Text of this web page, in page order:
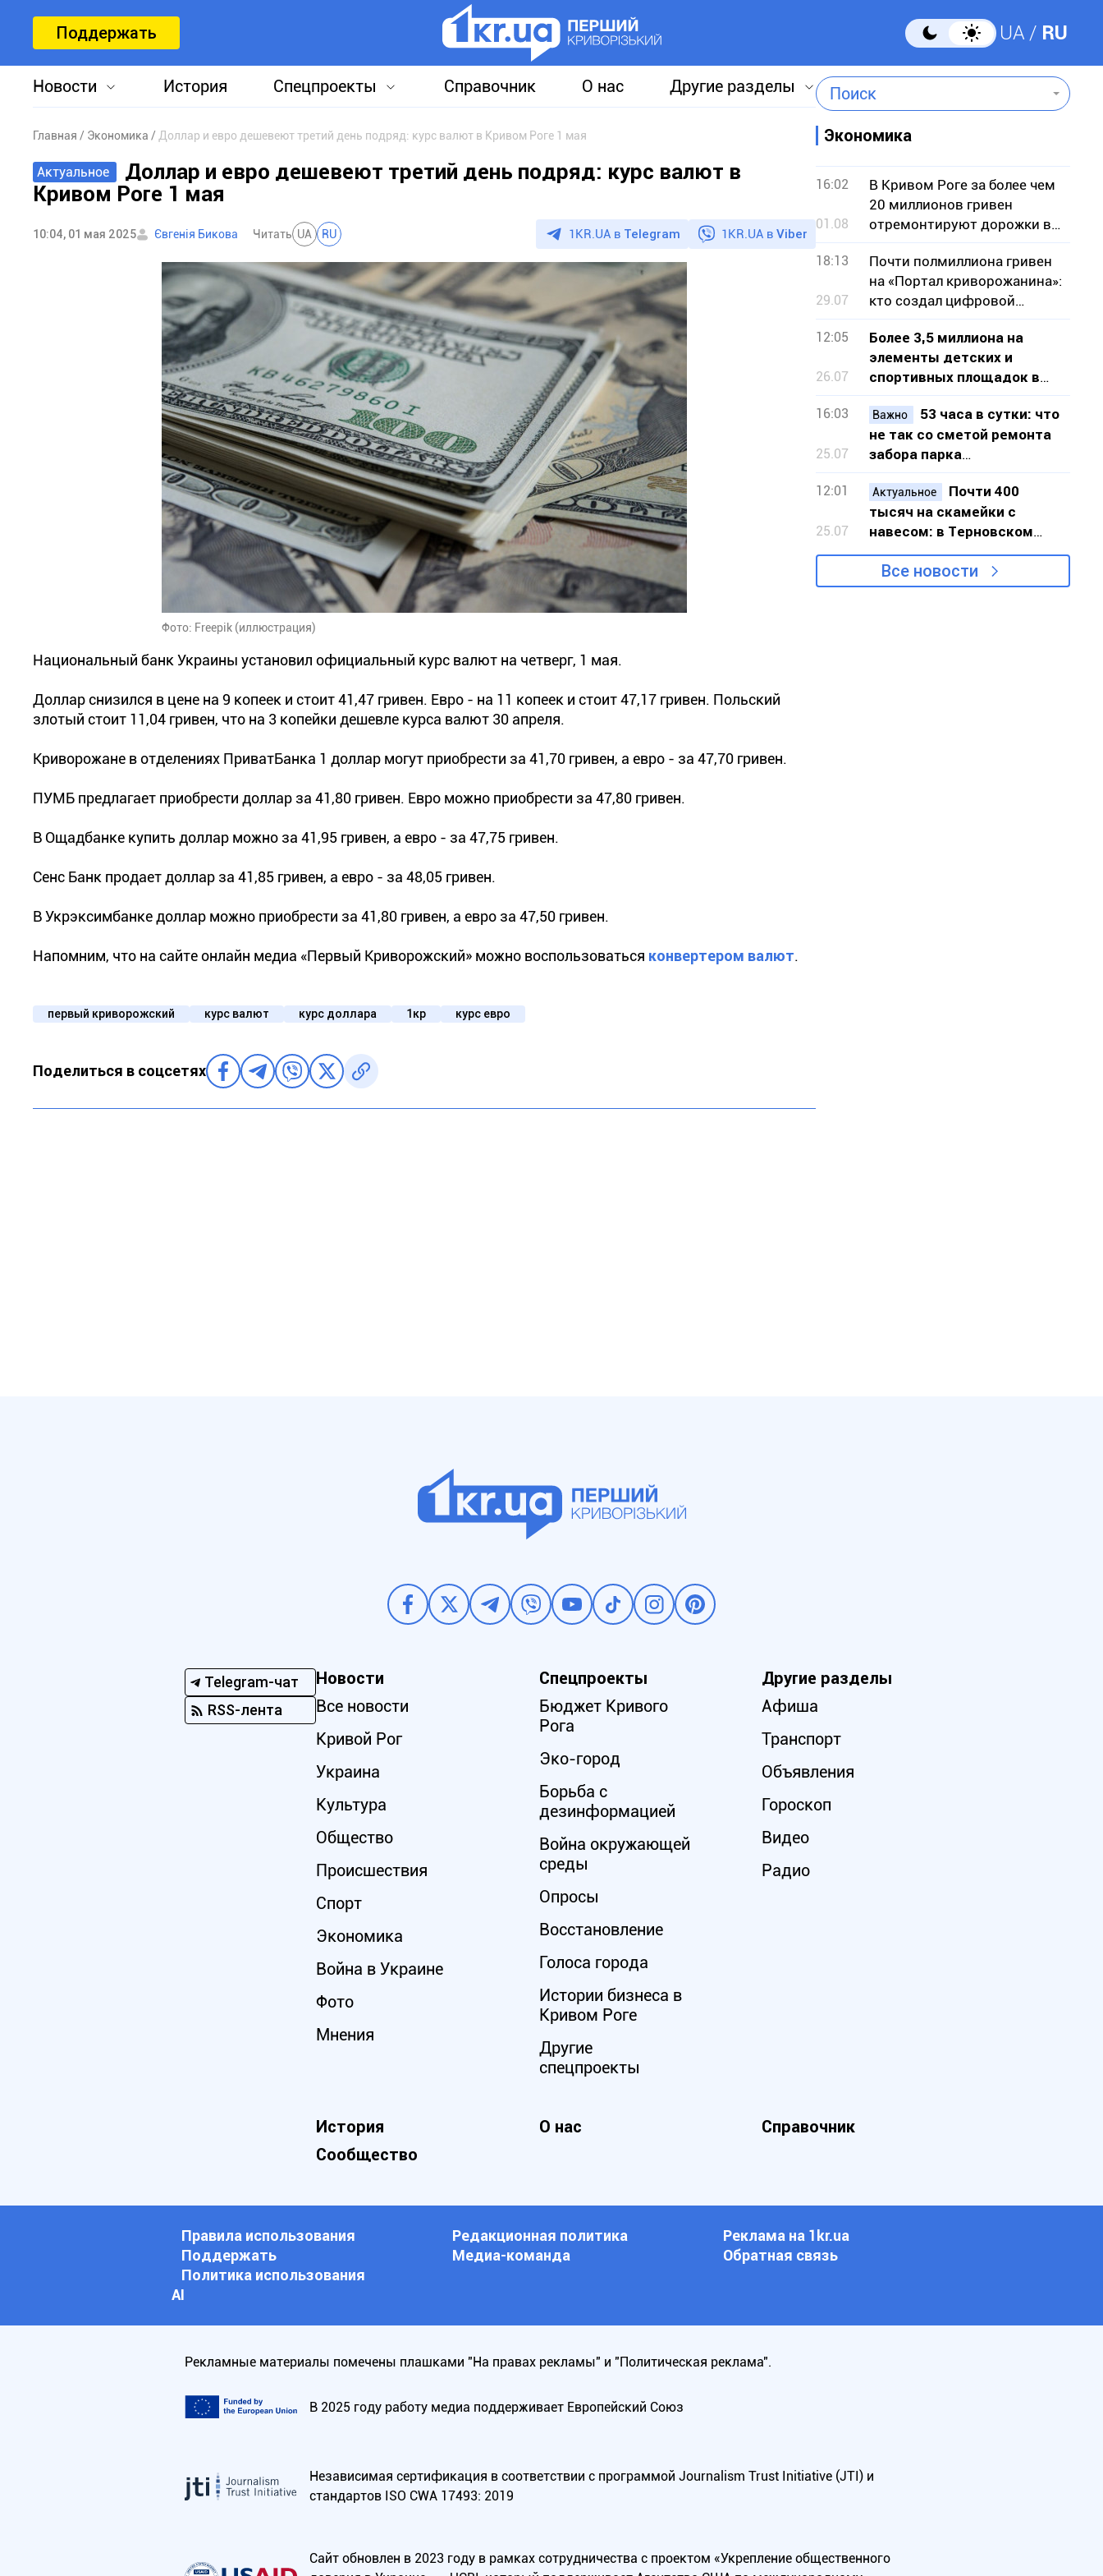
Поддержать UA RU
Новости История Спецпроекты Справочник О нас Другие разделы Поиск
Главная Экономика Доллар и евро дешевеют третий день подряд: курс валют в Кривом Роге 1 мая
Актуальное
Доллар и евро дешевеют третий день подряд: курс валют в
Кривом Роге 1 мая
10:04, 01 мая 2025 Євгенія Бикова Читать UA RU 1KR.UA в Telegram 1KR.UA в Viber
Фото: Freepik (иллюстрация)
Национальный банк Украины установил официальный курс валют на четверг, 1 мая.
Доллар снизился в цене на 9 копеек и стоит 41,47 гривен. Евро - на 11 копеек и стоит 47,17 гривен. Польский
злотый стоит 11,04 гривен, что на 3 копейки дешевле курса валют 30 апреля.
Криворожане в отделениях ПриватБанка 1 доллар могут приобрести за 41,70 гривен, а евро - за 47,70 гривен.
ПУМБ предлагает приобрести доллар за 41,80 гривен. Евро можно приобрести за 47,80 гривен.
В Ощадбанке купить доллар можно за 41,95 гривен, а евро - за 47,75 гривен.
Сенс Банк продает доллар за 41,85 гривен, а евро - за 48,05 гривен.
В Укрэксимбанке доллар можно приобрести за 41,80 гривен, а евро за 47,50 гривен.
Напомним, что на сайте онлайн медиа «Первый Криворожский» можно воспользоваться конвертером валют.
первый криворожский курс валют курс доллара 1кр курс евро
Поделиться в соцсетях
Экономика
16:02
01.08
В Кривом Роге за более чем
20 миллионов гривен
отремонтируют дорожки в
парке
18:13
29.07
Почти полмиллиона гривен
на «Портал криворожанина»:
кто создал цифровой
сервис для горожан
12:05
26.07
Более 3,5 миллиона на
элементы детских и
спортивных площадок в
шести локациях Кривого
Рога
16:03
25.07
Важно
53 часа в сутки: что
не так со сметой ремонта
забора парка
«Шахтёрский» в Кривом
Роге
12:01
25.07
Актуальное
Почти 400
тысяч на скамейки с
навесом: в Терновском
районе Кривого Рога
закупят 20 новых скамеек
Все новости
Telegram-чат
RSS-лента
Новости
Все новости
Кривой Рог
Украина
Культура
Общество
Происшествия
Спорт
Экономика
Война в Украине
Фото
Мнения
Спецпроекты
Бюджет Кривого
Рога
Эко-город
Борьба с
дезинформацией
Война окружающей
среды
Опросы
Восстановление
Голоса города
Истории бизнеса в
Кривом Роге
Другие
спецпроекты
Другие разделы
Афиша
Транспорт
Объявления
Гороскоп
Видео
Радио
История О нас
Справочник
Сообщество
Правила использования Редакционная политика
Реклама на 1kr.ua
Поддержать
Медиа-команда
Обратная связь
Политика использования
АI
Рекламные материалы помечены плашками "На правах рекламы" и "Политическая реклама".
В 2025 году работу медиа поддерживает Европейский Союз
Независимая сертификация в соответствии с программой Journalism Trust Initiative (JTI) и
стандартов ISO CWA 17493: 2019
Сайт обновлен в 2023 году в рамках сотрудничества с проектом «Укрепление общественного